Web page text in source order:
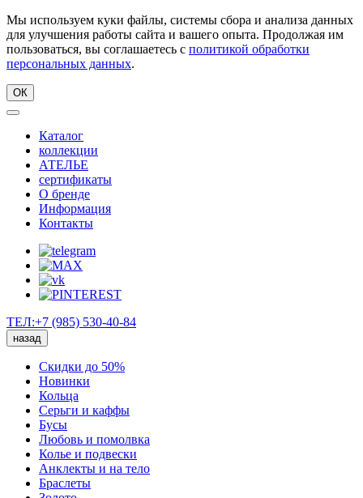
Мы используем куки файлы, системы сбора и анализа данных
для улучшения работы сайта и вашего опыта. Продолжая им
пользоваться, вы соглашаетесь с политикой обработки
персональных данных.
ОК
Каталог
коллекции
АТЕЛЬЕ
сертификаты
О бренде
Информация
Контакты
ТЕЛ:+7 (985) 530-40-84
назад
Скидки до 50%
Новинки
Кольца
Серьги и каффы
Бусы
Любовь и помолвка
Колье и подвески
Анклекты и на тело
Браслеты